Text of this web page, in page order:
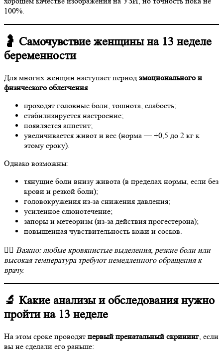
100%.
🤰 Самочувствие женщины на 13 неделе
беременности
Для многих женщин наступает период эмоционального и
физического облегчения:
проходят головные боли, тошнота, слабость;
стабилизируется настроение;
появляется аппетит;
увеличивается живот и вес (норма — +0,5 до 2 кг к
этому сроку).
Однако возможны:
тянущие боли внизу живота (в пределах нормы, если без
крови и резкой боли);
головокружения из-за снижения давления;
усиленное слюнотечение;
запоры и метеоризм (из-за действия прогестерона);
повышенная чувствительность кожи и сосков.
👩‍⚕️ Важно: любые кровянистые выделения, резкие боли или
высокая температура требуют немедленного обращения к
врачу.
🔬 Какие анализы и обследования нужно
пройти на 13 неделе
На этом сроке проводят первый пренатальный скрининг, если
вы не сделали его раньше: